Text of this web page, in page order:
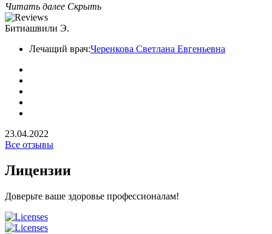
Читать далее Скрыть
Битиашвили Э.
Лечащий врач:Черенкова Светлана Евгеньевна
23.04.2022
Все отзывы
Лицензии
Доверьте ваше здоровье профессионалам!